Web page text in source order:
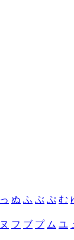
っ ぬ ふ ぶ ぷ む
ヌ フ ブ プ ム ユ